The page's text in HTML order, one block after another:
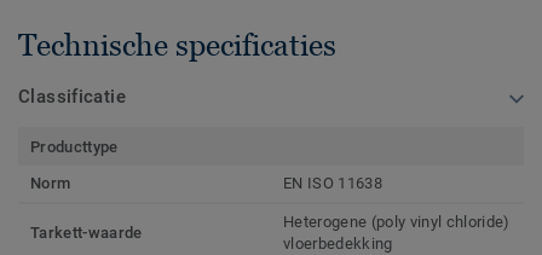
Technische specificaties
Classificatie
Producttype
Norm
EN ISO 11638
Tarkett-waarde
Heterogene (poly vinyl chloride)
vloerbedekking